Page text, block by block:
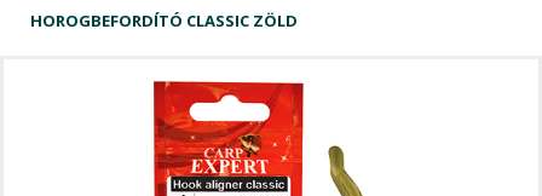
HOROGBEFORDÍTÓ CLASSIC ZÖLD